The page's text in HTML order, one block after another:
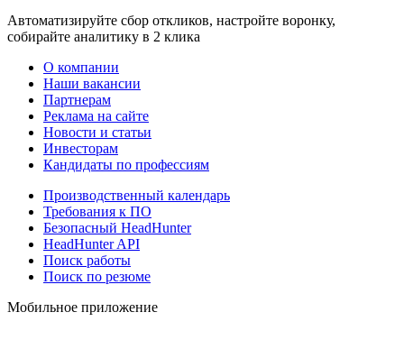
Автоматизируйте сбор откликов, настройте воронку,
собирайте аналитику в 2 клика
О компании
Наши вакансии
Партнерам
Реклама на сайте
Новости и статьи
Инвесторам
Кандидаты по профессиям
Производственный календарь
Требования к ПО
Безопасный HeadHunter
HeadHunter API
Поиск работы
Поиск по резюме
Мобильное приложение